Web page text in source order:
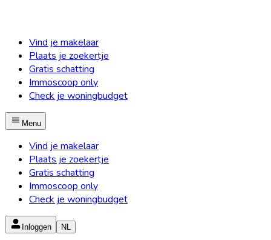
Vind je makelaar
Plaats je zoekertje
Gratis schatting
Immoscoop only
Check je woningbudget
Menu
Vind je makelaar
Plaats je zoekertje
Gratis schatting
Immoscoop only
Check je woningbudget
Inloggen NL